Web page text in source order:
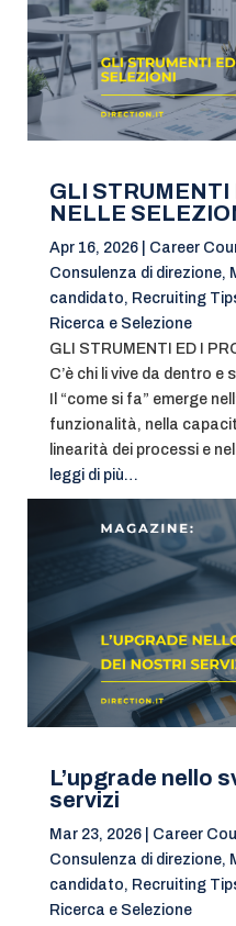
GLI STRUMENTI
NELLE
Apr 16, 2026| Career
Consulenza di direzione,
candidato, Recruiting
Ricerca e Selezione
GLI STRUMENTI ED I
C’è chi li vive da dentro
Il “come si fa” emerge
funzionalità, nella
linearità dei processi e
leggi di più…
L’upgrade nello
servizi
Mar 23, 2026| Career
Consulenza di direzione,
candidato, Recruiting
Ricerca e Selezione